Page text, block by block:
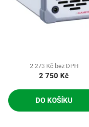
2 273 Kč bez DPH
2 750 Kč
DO KOŠÍKU